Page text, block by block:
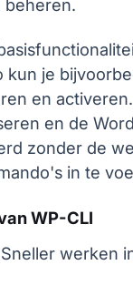
beheren.
je
en
en de
zonder de
in te
WP-CLI
werken